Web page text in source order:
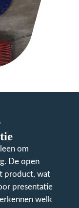
om
De open
product, wat
presentatie
welk